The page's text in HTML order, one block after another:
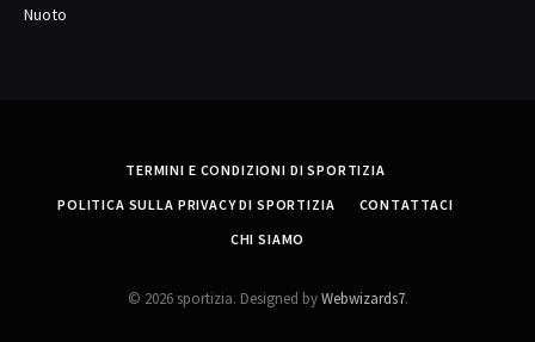
Nuoto
TERMINI E CONDIZIONI DI SPORTIZIA
POLITICA SULLA PRIVACY DI SPORTIZIA
CONTATTACI
CHI SIAMO
© 2026 sportizia. Designed byWebwizards7.